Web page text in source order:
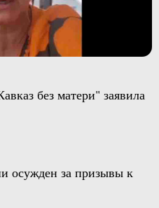
без матери" заявила
осужден за призывы к